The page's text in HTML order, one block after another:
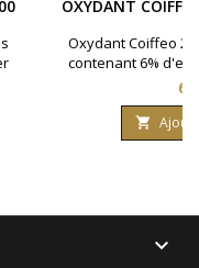
OXYDANT
Oxydant Coiffeo
contenant 6%
avec la coloration
un parfait

